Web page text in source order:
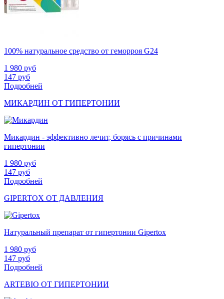
100% натуральное средство от геморроя G24
1 980 руб
147 руб
Подробней
МИКАРДИН ОТ ГИПЕРТОНИИ
Микардин - эффективно лечит, борясь с причинами
гипертонии
1 980 руб
147 руб
Подробней
GIPERTOX ОТ ДАВЛЕНИЯ
Натуральный препарат от гипертонии Gipertox
1 980 руб
147 руб
Подробней
ARTEBIO ОТ ГИПЕРТОНИИ